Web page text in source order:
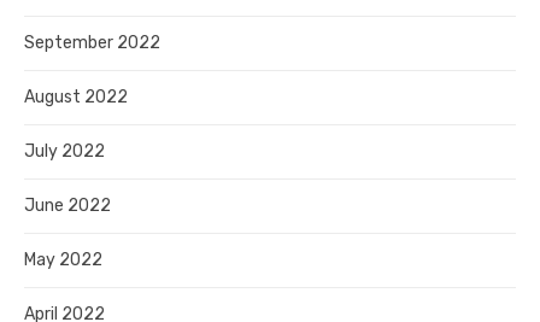
September 2022
August 2022
July 2022
June 2022
May 2022
April 2022